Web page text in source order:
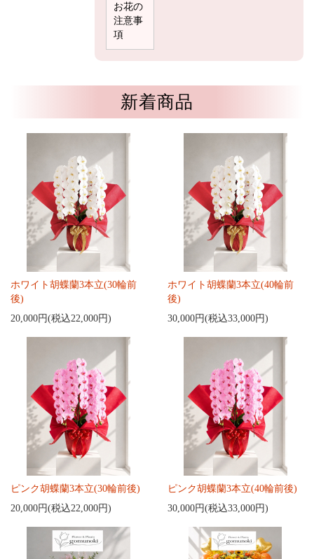
お花の
注意事
項
新着商品
ホワイト胡蝶蘭3本立(30輪前
後)
20,000円(税込22,000円)
ホワイト胡蝶蘭3本立(40輪前
後)
30,000円(税込33,000円)
ピンク胡蝶蘭3本立(30輪前後)
20,000円(税込22,000円)
ピンク胡蝶蘭3本立(40輪前後)
30,000円(税込33,000円)